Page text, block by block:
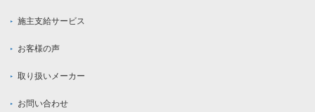
施主支給サービス
お客様の声
取り扱いメーカー
お問い合わせ